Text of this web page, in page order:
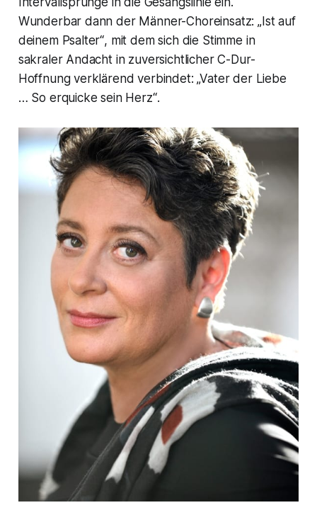
Wunderbar dann der Männer-Choreinsatz:„Ist auf
deinem Psalter“, mit dem sich die Stimme in
sakraler Andacht in zuversichtlicher C-Dur-
Hoffnung verklärend verbindet:„Vater der Liebe
… So erquicke sein Herz“.